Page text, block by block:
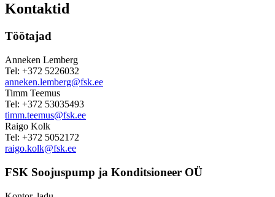
Kontaktid
Töötajad
Anneken Lemberg
Tel: +372 5226032
anneken.lemberg@fsk.ee
Timm Teemus
Tel: +372 53035493
timm.teemus@fsk.ee
Raigo Kolk
Tel: +372 5052172
raigo.kolk@fsk.ee
FSK Soojuspump ja Konditsioneer OÜ